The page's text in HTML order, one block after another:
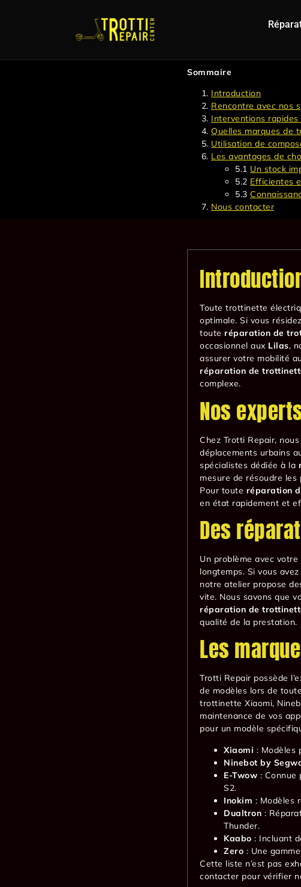
Sommaire
Introduction
Rencontre avec nos
Interventions
Quelles marques de
Utilisation de
Les avantages de
5.1 Un stock
5.2 Efficientes
5.3
Nous contacter
Toute trottinette
optimale. Si vous
toute réparation de
occasionnel aux Lilas,
assurer votre mobilité
réparation de
complexe.
Nos
Chez Trotti Repair,
déplacements urbains
spécialistes dédiée à la
mesure de résoudre
Pour toute réparation
en état rapidement et
Des
Un problème avec
longtemps. Si vous avez
notre atelier propose
vite. Nous savons que
réparation de
qualité de la prestation.
Les
Trotti Repair possède
de modèles lors de toute
trottinette Xiaomi,
maintenance de vos
pour un modèle
Xiaomi : Modèles
Ninebot by
E-Twow : Connue
S2.
Inokim : Modèles
Dualtron :
Thunder.
Kaabo : Incluant
Zero : Une
Cette liste n’est pas
contacter pour vérifier